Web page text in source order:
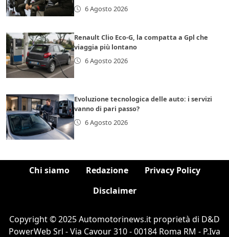
6 Agosto 2026
Renault Clio Eco-G, la compatta a Gpl che
viaggia più lontano
6 Agosto 2026
Evoluzione tecnologica delle auto: i servizi
vanno di pari passo?
6 Agosto 2026
Chi siamo Redazione
Privacy Policy
Disclaimer
Copyright © 2025 Automotorinews.it proprietà di D&D
PowerWeb Srl - Via Cavour 310 - 00184 Roma RM - P.Iva